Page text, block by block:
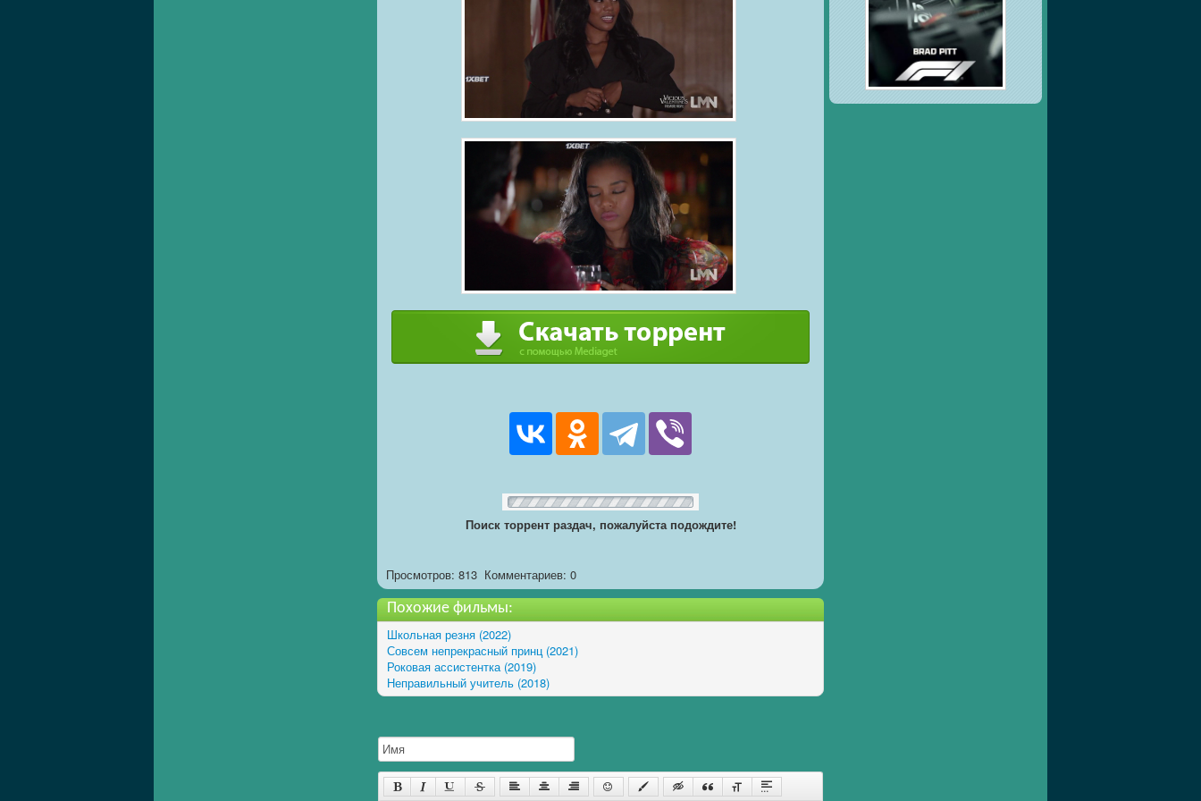
Поиск торрент раздач, пожалуйста подождите!
Просмотров: 813 Комментариев: 0
Похожие фильмы:
Школьная резня (2022)
Совсем непрекрасный принц (2021)
Роковая ассистентка (2019)
Неправильный учитель (2018)